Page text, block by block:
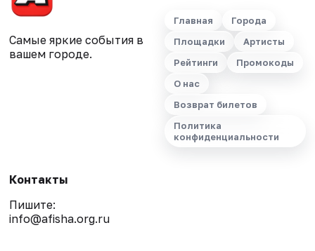
Самые яркие события в
вашем городе.
Главная
Города
Площадки
Артисты
Рейтинги
Промокоды
О нас
Возврат билетов
Политика
конфиденциальности
Контакты
Пишите:
info@afisha.org.ru